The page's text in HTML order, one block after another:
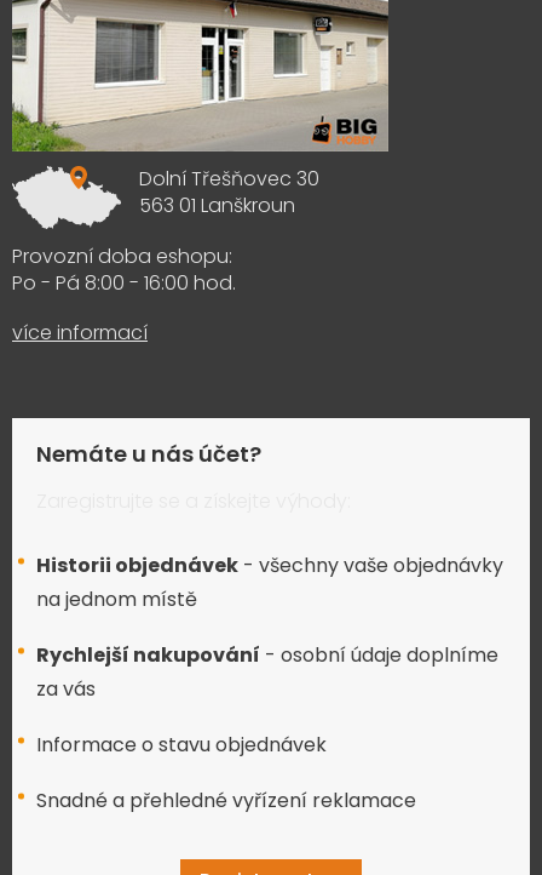
Dolní Třešňovec 30
563 01 Lanškroun
Provozní doba eshopu:
Po - Pá 8:00 - 16:00 hod.
více informací
Nemáte u nás účet?
Historii objednávek - všechny vaše objednávky
na jednom místě
Rychlejší nakupování - osobní údaje doplníme
za vás
Informace o stavu objednávek
Snadné a přehledné vyřízení reklamace